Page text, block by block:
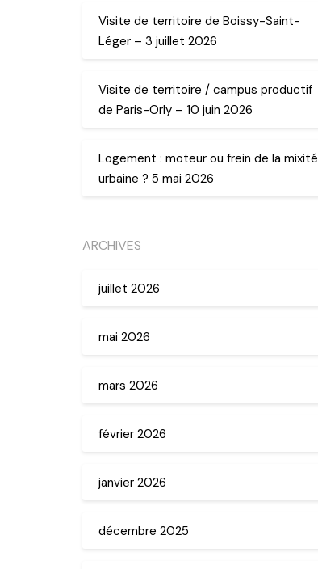
Visite de territoire de Boissy-Saint-
Léger – 3 juillet 2026
Visite de territoire / campus productif
de Paris-Orly – 10 juin 2026
Logement : moteur ou frein de la mixité
urbaine ? 5 mai 2026
ARCHIVES
juillet 2026
mai 2026
mars 2026
février 2026
janvier 2026
décembre 2025